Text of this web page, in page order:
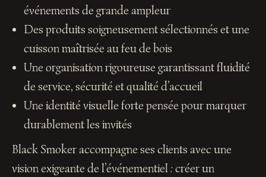
événements de grande ampleur
Des produits soigneusement sélectionnés et une
cuisson maîtrisée au feu de bois
Une organisation rigoureuse garantissant fluidité
de service, sécurité et qualité d’accueil
Une identité visuelle forte pensée pour marquer
durablement les invités
Black Smoker accompagne ses clients avec une
vision exigeante de l’événementiel : créer un